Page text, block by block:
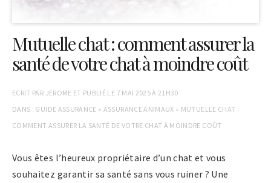
Mutuelle chat : comment assurer la
santé de votre chat à moindre coût
ECRIT PAR JEROME ET PUBLIÉ LE 7 MAI 2025 À 21H30
DANS : GUIDE ASSURANCE » ASSURANCE ANIMAUX » MUTUELLE CHAT :
COMMENT ASSURER LA SANTÉ DE VOTRE CHAT À MOINDRE COÛT
Vous êtes l’heureux propriétaire d’un chat et vous
souhaitez garantir sa santé sans vous ruiner ? Une